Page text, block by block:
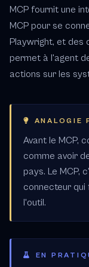
MCP fournit une
MCP pour se
Playwright, et des
permet à l'agent
actions sur les
ANALOGIE
Avant le MCP,
comme avoir
pays. Le MCP,
connecteur
l'outil.
EN